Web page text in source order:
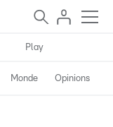
Play
Monde Opinions